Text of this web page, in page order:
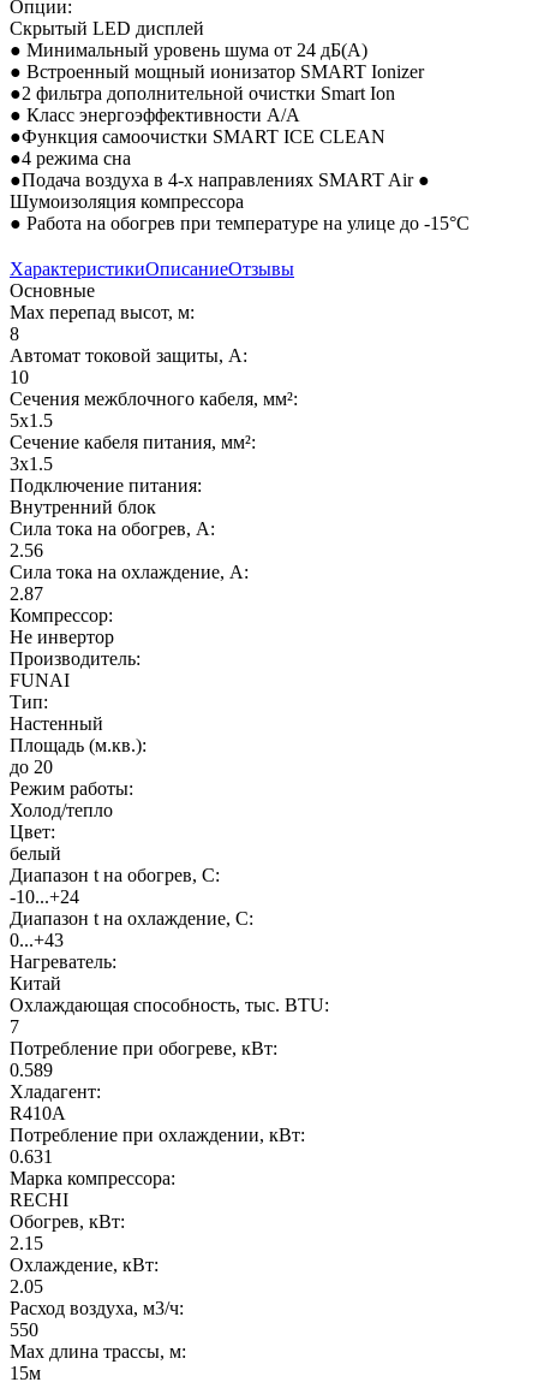
Опции:
Скрытый LED дисплей
● Минимальный уровень шума от 24 дБ(А)
● Встроенный мощный ионизатор SMART Ionizer
●2 фильтра дополнительной очистки Smart Ion
● Класс энергоэффективности A/A
●Функция самоочистки SMART ICE CLEAN
●4 режима сна
●Подача воздуха в 4-х направлениях SMART Air ●
Шумоизоляция компрессора
● Работа на обогрев при температуре на улице до -15°С
ХарактеристикиОписаниеОтзывы
Основные
Max перепад высот, м:
8
Автомат токовой защиты, А:
10
Сечения межблочного кабеля, мм²:
5х1.5
Сечение кабеля питания, мм²:
3x1.5
Подключение питания:
Внутренний блок
Сила тока на обогрев, А:
2.56
Сила тока на охлаждение, А:
2.87
Компрессор:
Не инвертор
Производитель:
FUNAI
Тип:
Настенный
Площадь (м.кв.):
до 20
Режим работы:
Холод/тепло
Цвет:
белый
Диапазон t на обогрев, С:
-10...+24
Диапазон t на охлаждение, С:
0...+43
Нагреватель:
Китай
Охлаждающая способность, тыс. BTU:
7
Потребление при обогреве, кВт:
0.589
Хладагент:
R410A
Потребление при охлаждении, кВт:
0.631
Марка компрессора:
RECHI
Обогрев, кВт:
2.15
Охлаждение, кВт:
2.05
Расход воздуха, м3/ч:
550
Max длина трассы, м:
15м